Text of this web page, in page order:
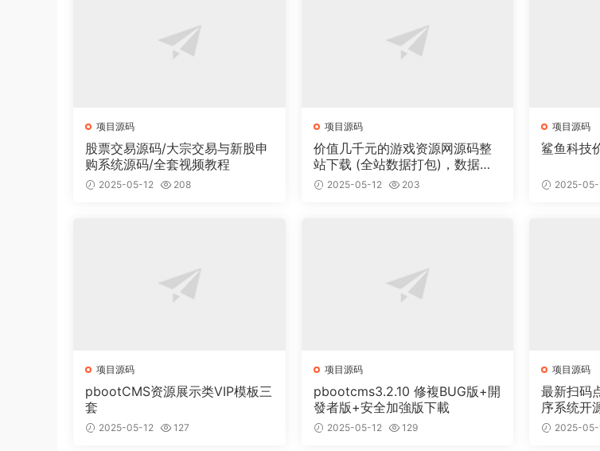
项目源码
股票交易源码/大宗交易与新股申
购系统源码/全套视频教程
2025-05-12 208
项目源码
价值几千元的游戏资源网源码整
站下载 (全站数据打包)，数据里
面有200多个宝贝。
2025-05-12 203
项目源码
鲨鱼科技
2025-05-
项目源码
pbootCMS资源展示类VIP模板三
套
2025-05-12 127
项目源码
pbootcms3.2.10 修複BUG版+開
發者版+安全加強版下載
2025-05-12 129
项目源码
最新扫码
序系统开
2025-05-